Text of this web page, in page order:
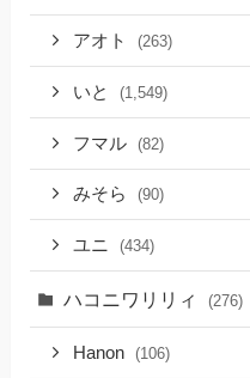
アオト (263)
いと (1,549)
フマル (82)
みそら (90)
ユニ (434)
ハコニワリリィ (276)
Hanon (106)